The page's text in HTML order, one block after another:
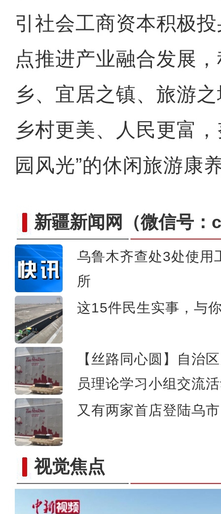
引社会工商资本积极
点推进产业融合发展
乡、宜居之镇、旅游
乡村更美、人民更富
园风光”的休闲旅游康
新疆新闻网 （微信号
乌鲁木齐查处3处使用
所
这15件民生实事，与
【丝路同心圆】自治
员理论学习小组交流
又有两家首店登陆乌
视觉焦点
新疆阿勒泰举行“唱响雪都
新疆：荒漠戈壁万余